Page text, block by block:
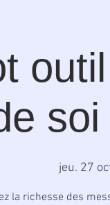
jeu. 27
la richesse des